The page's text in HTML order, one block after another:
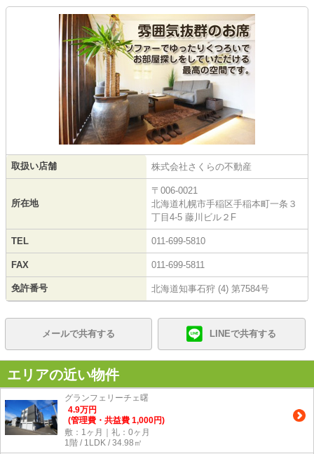
取扱い店舗 株式会社さくらの不動産
所在地
〒006-0021
北海道札幌市手稲区手稲本町一条３
丁目4-5 藤川ビル２F
TEL 011-699-5810
FAX 011-699-5811
免許番号 北海道知事石狩 (4) 第7584号
メールで共有する LINEで共有する
エリアの近い物件
グランフェリーチェ曙
4.9万円
(管理費・共益費 1,000円)
敷：1ヶ月｜礼：0ヶ月
1階 / 1LDK / 34.98㎡